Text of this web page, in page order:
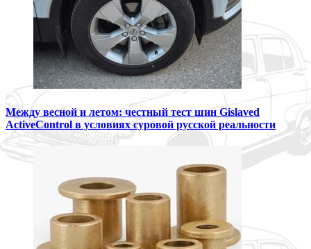
Между весной и летом: честный тест шин Gislaved
ActiveControl в условиях суровой русской реальности